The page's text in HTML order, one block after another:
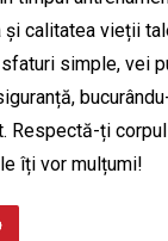
calitatea vieții
simple, vei
Respectă-ți
îți vor mulțumi!